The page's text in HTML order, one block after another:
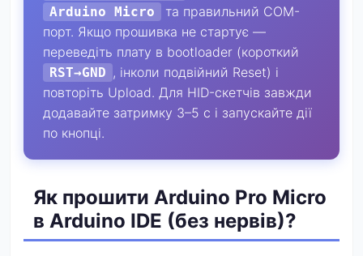
Arduino Micro
та правильний COM-
порт. Якщо прошивка не стартує —
переведіть плату в bootloader (короткий
RST→GND , інколи подвійний Reset) і
повторіть Upload. Для HID-скетчів завжди
додавайте затримку 3–5 с і запускайте дії
по кнопці.
Як прошити Arduino Pro Micro
в Arduino IDE (без нервів)?